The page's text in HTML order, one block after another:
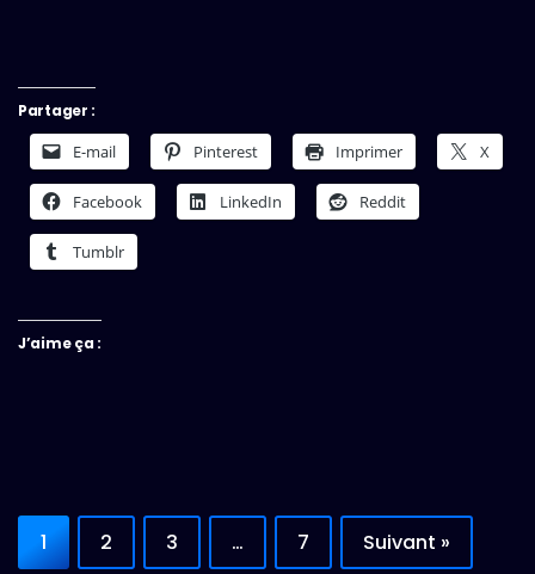
Partager :
E-mail Pinterest Imprimer X
Facebook LinkedIn Reddit
Tumblr
J’aime ça :
1 2 3 … 7 Suivant »